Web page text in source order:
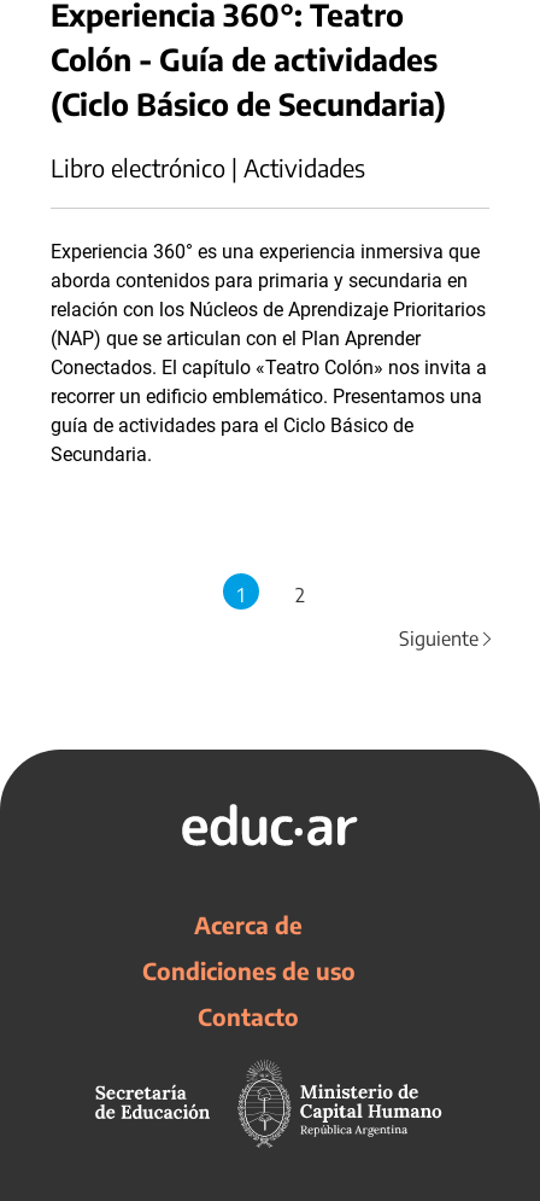
Experiencia 360°: Teatro
Colón - Guía de actividades
(Ciclo Básico de Secundaria)
Libro electrónico | Actividades
Experiencia 360° es una experiencia inmersiva que
aborda contenidos para primaria y secundaria en
relación con los Núcleos de Aprendizaje Prioritarios
(NAP) que se articulan con el Plan Aprender
Conectados. El capítulo «Teatro Colón» nos invita a
recorrer un edificio emblemático. Presentamos una
guía de actividades para el Ciclo Básico de
Secundaria.
1
2
Siguiente
Acerca de
Condiciones de uso
Contacto